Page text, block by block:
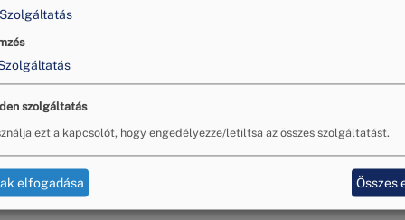
12:00-16:00
Szolgáltatás
szolgáltatás
ezt a kapcsolót, hogy engedélyezze/letiltsa az összes szolgáltatást.
elfogadása Összes